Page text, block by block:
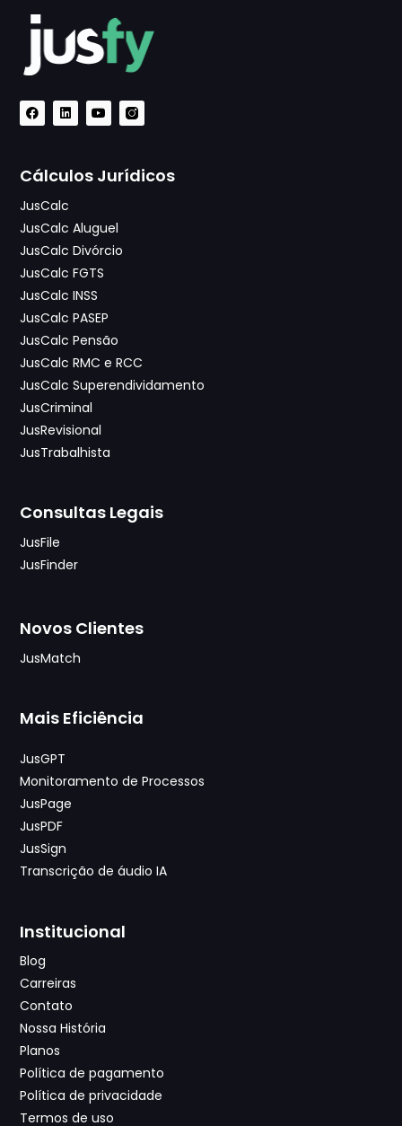
Cálculos Jurídicos
JusCalc
JusCalc Aluguel
JusCalc Divórcio
JusCalc FGTS
JusCalc INSS
JusCalc PASEP
JusCalc Pensão
JusCalc RMC e RCC
JusCalc Superendividamento
JusCriminal
JusRevisional
JusTrabalhista
Consultas Legais
JusFile
JusFinder
Novos Clientes
JusMatch
Mais Eficiência
JusGPT
Monitoramento de Processos
JusPage
JusPDF
JusSign
Transcrição de áudio IA
Institucional
Blog
Carreiras
Contato
Nossa História
Planos
Política de pagamento
Política de privacidade
Termos de uso